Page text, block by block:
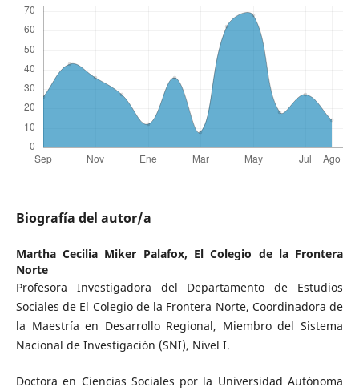
Biografía del autor/a
Martha Cecilia Miker Palafox, El Colegio de la Frontera
Norte
Profesora Investigadora del Departamento de Estudios
Sociales de El Colegio de la Frontera Norte, Coordinadora de
la Maestría en Desarrollo Regional, Miembro del Sistema
Nacional de Investigación (SNI), Nivel I.
Doctora en Ciencias Sociales por la Universidad Autónoma